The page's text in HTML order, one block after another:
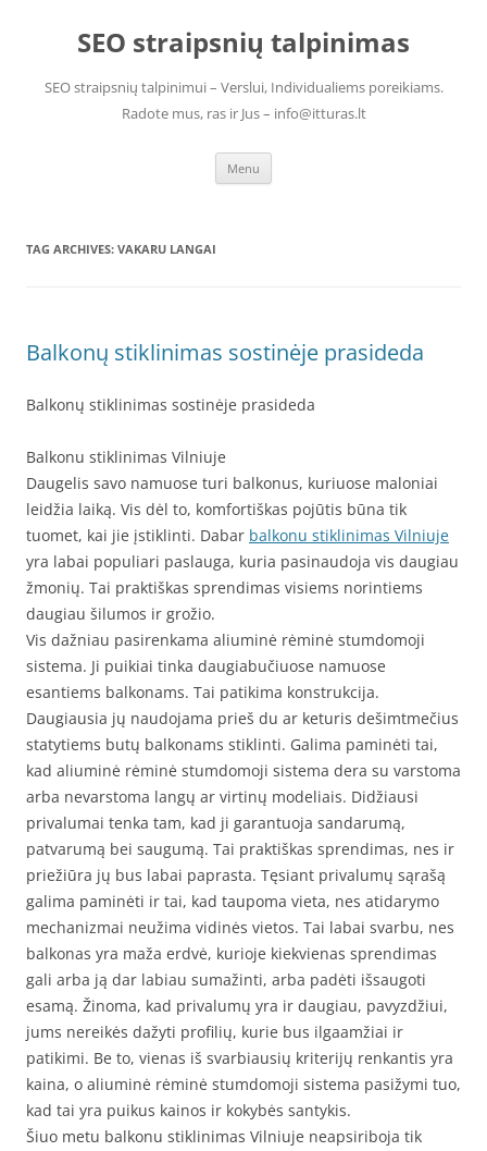
contentSEO straipsnių talpinimas
SEO straipsnių talpinimui – Verslui, Individualiems poreikiams.
Radote mus, ras ir Jus – info@itturas.lt
Menu
TAG ARCHIVES: VAKARU LANGAI
Balkonų stiklinimas sostinėje prasideda
Balkonų stiklinimas sostinėje prasideda
Balkonu stiklinimas Vilniuje
Daugelis savo namuose turi balkonus, kuriuose maloniai
leidžia laiką. Vis dėl to, komfortiškas pojūtis būna tik
tuomet, kai jie įstiklinti. Dabar balkonu stiklinimas Vilniuje
yra labai populiari paslauga, kuria pasinaudoja vis daugiau
žmonių. Tai praktiškas sprendimas visiems norintiems
daugiau šilumos ir grožio.
Vis dažniau pasirenkama aliuminė rėminė stumdomoji
sistema. Ji puikiai tinka daugiabučiuose namuose
esantiems balkonams. Tai patikima konstrukcija.
Daugiausia jų naudojama prieš du ar keturis dešimtmečius
statytiems butų balkonams stiklinti. Galima paminėti tai,
kad aliuminė rėminė stumdomoji sistema dera su varstoma
arba nevarstoma langų ar virtinų modeliais. Didžiausi
privalumai tenka tam, kad ji garantuoja sandarumą,
patvarumą bei saugumą. Tai praktiškas sprendimas, nes ir
priežiūra jų bus labai paprasta. Tęsiant privalumų sąrašą
galima paminėti ir tai, kad taupoma vieta, nes atidarymo
mechanizmai neužima vidinės vietos. Tai labai svarbu, nes
balkonas yra maža erdvė, kurioje kiekvienas sprendimas
gali arba ją dar labiau sumažinti, arba padėti išsaugoti
esamą. Žinoma, kad privalumų yra ir daugiau, pavyzdžiui,
jums nereikės dažyti profilių, kurie bus ilgaamžiai ir
patikimi. Be to, vienas iš svarbiausių kriterijų renkantis yra
kaina, o aliuminė rėminė stumdomoji sistema pasižymi tuo,
kad tai yra puikus kainos ir kokybės santykis.
Šiuo metu balkonu stiklinimas Vilniuje neapsiriboja tik